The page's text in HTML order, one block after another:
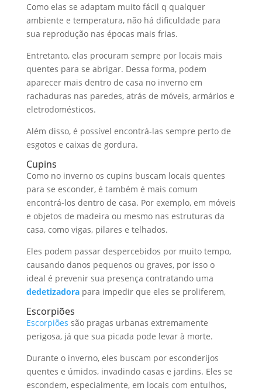
Como elas se adaptam muito fácil q qualquer
ambiente e temperatura, não há dificuldade para
sua reprodução nas épocas mais frias.
Entretanto, elas procuram sempre por locais mais
quentes para se abrigar. Dessa forma, podem
aparecer mais dentro de casa no inverno em
rachaduras nas paredes, atrás de móveis, armários e
eletrodomésticos.
Além disso, é possível encontrá-las sempre perto de
esgotos e caixas de gordura.
Cupins
Como no inverno os cupins buscam locais quentes
para se esconder, é também é mais comum
encontrá-los dentro de casa. Por exemplo, em móveis
e objetos de madeira ou mesmo nas estruturas da
casa, como vigas, pilares e telhados.
Eles podem passar despercebidos por muito tempo,
causando danos pequenos ou graves, por isso o
ideal é prevenir sua presença contratando uma
dedetizadorapara impedir que eles se proliferem,
Escorpiões
Escorpiões são pragas urbanas extremamente
perigosa, já que sua picada pode levar à morte.
Durante o inverno, eles buscam por esconderijos
quentes e úmidos, invadindo casas e jardins. Eles se
escondem, especialmente, em locais com entulhos,